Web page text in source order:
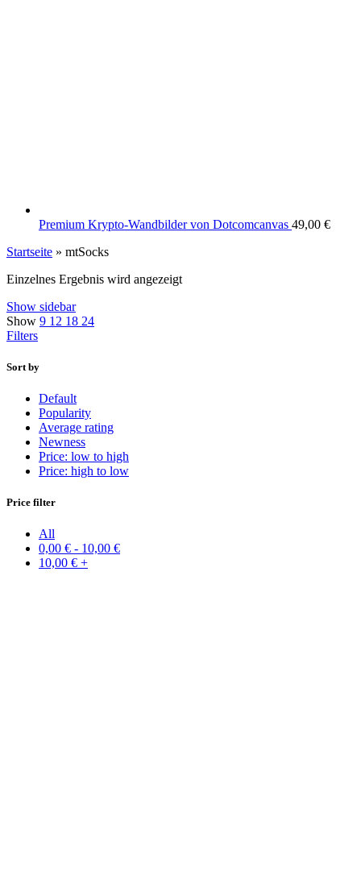
Premium Krypto-Wandbilder von Dotcomcanvas 49,00 €
Startseite » mtSocks
Einzelnes Ergebnis wird angezeigt
Show sidebar
Show 9 12 18 24
Filters
Sort by
Default
Popularity
Average rating
Newness
Price: low to high
Price: high to low
Price filter
All
0,00 € - 10,00 €
10,00 € +